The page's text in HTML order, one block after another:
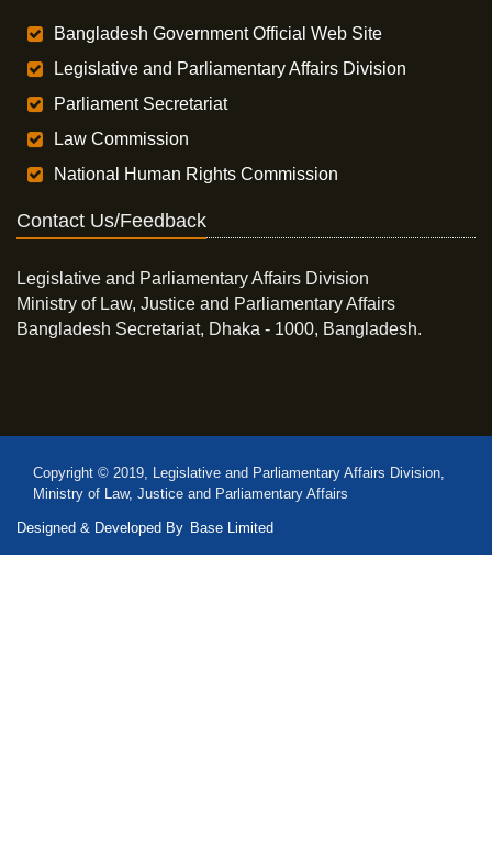
Bangladesh Government Official Web Site
Legislative and Parliamentary Affairs Division
Parliament Secretariat
Law Commission
National Human Rights Commission
Contact Us/Feedback
Legislative and Parliamentary Affairs Division
Ministry of Law, Justice and Parliamentary Affairs
Bangladesh Secretariat, Dhaka - 1000, Bangladesh.
Copyright © 2019, Legislative and Parliamentary Affairs Division,
Ministry of Law, Justice and Parliamentary Affairs
Designed & Developed By Base Limited